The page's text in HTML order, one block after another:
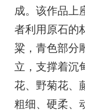
成。该作品上
者利用原石的
粱，青色部分
立，支撑着沉
花、野菊花、
粗细、硬柔、